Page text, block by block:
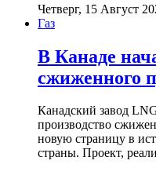
Четверг, 15 Август
Газ
В Канаде
сжиженного
Канадский завод
производство
новую страницу в
страны. Проект,